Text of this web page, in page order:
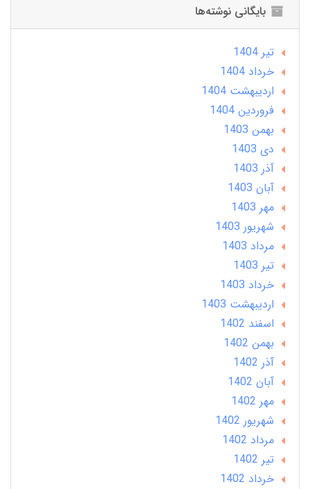
بایگانی نوشته‌ها
تير 1404
خرداد 1404
ارديبهشت 1404
فروردین 1404
بهمن 1403
دی 1403
آذر 1403
آبان 1403
مهر 1403
شهریور 1403
مرداد 1403
تير 1403
خرداد 1403
ارديبهشت 1403
اسفند 1402
بهمن 1402
آذر 1402
آبان 1402
مهر 1402
شهریور 1402
مرداد 1402
تير 1402
خرداد 1402